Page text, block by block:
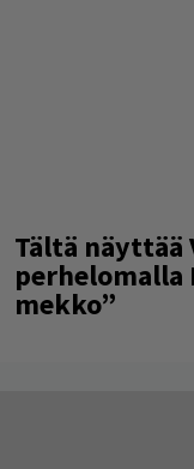
Tältä näyttää
perhelomalla
mekko”